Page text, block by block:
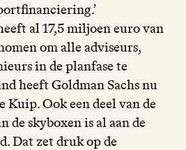
al 17,5 miljoen euro van
om alle adviseurs,
in de planfase te
heeft Goldman Sachs nu
Kuip. Ook een deel van de
de skyboxen is al aan de
Dat zet druk op de